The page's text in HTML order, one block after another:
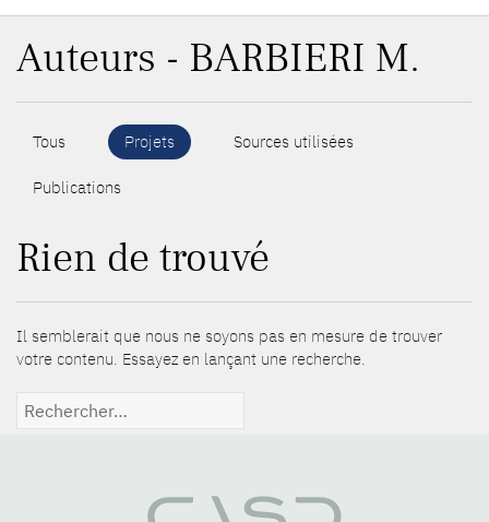
Auteurs - BARBIERI M.
Tous Projets Sources utilisées
Publications
Rien de trouvé
Il semblerait que nous ne soyons pas en mesure de trouver
votre contenu. Essayez en lançant une recherche.
Rechercher :